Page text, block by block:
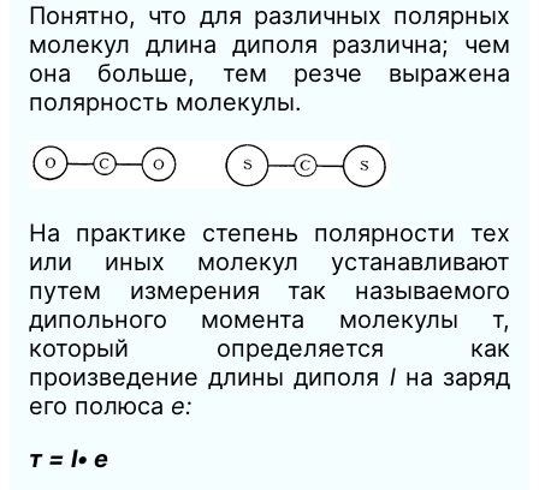
Понятно, что для различных полярных
молекул длина диполя различна; чем
она больше, тем резче выражена
полярность молекулы.
На практике степень полярности тех
или иных молекул устанавливают
путем измерения так называемого
дипольного момента молекулы т,
который определяется как
произведение длины диполя lна заряд
его полюса е:
т = l• е